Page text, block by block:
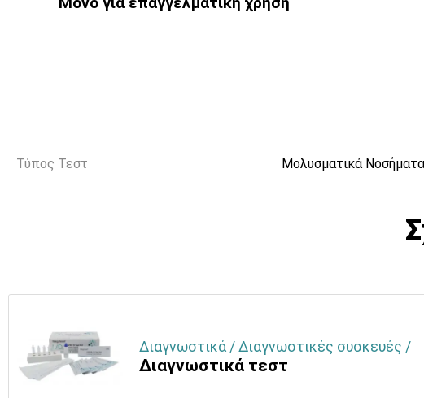
Τύπος Τεστ Μολυσματικά Νοσήματα
Διαγνωστικά / Διαγνωστικές συσκευές /
Διαγνωστικά τεστ